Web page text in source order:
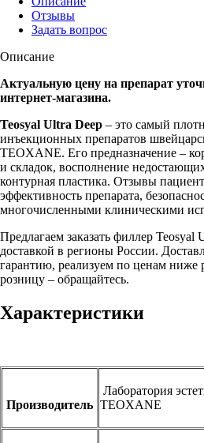
Отзывы
Задать вопрос
Описание
Актуальную цену на препарат
интернет-магазина.
Teosyal Ultra Deep – это самый
инъекционных препаратов
TEOXANE. Его предназначение –
и складок, восполнение
контурная пластика. Отзывы
эффективность препарата,
многочисленными клиническими
Предлагаем заказать филлер
доставкой в регионы России.
гарантию, реализуем по ценам
розницу – обращайтесь.
Характеристики
Производитель
Лаборатория
TEOXANE